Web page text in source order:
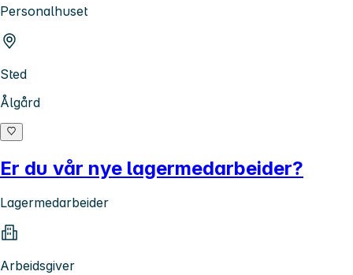
Personalhuset
Sted
Ålgård
Er du vår nye lagermedarbeider?
Lagermedarbeider
Arbeidsgiver